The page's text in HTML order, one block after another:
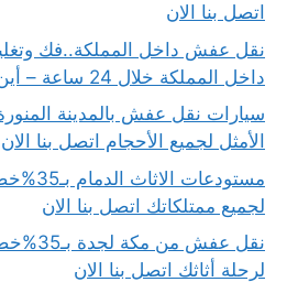
اتصل بنا الان
نقل عفش داخل المملكة..فك
داخل المملكة خلال 24 ساعة – أين ما كنت نوصلك
الأمثل لجميع الأحجام اتصل بنا الان
مستودعات
لجميع ممتلكاتك اتصل بنا الان
نقل عفش
لرحلة أثاثك اتصل بنا الان